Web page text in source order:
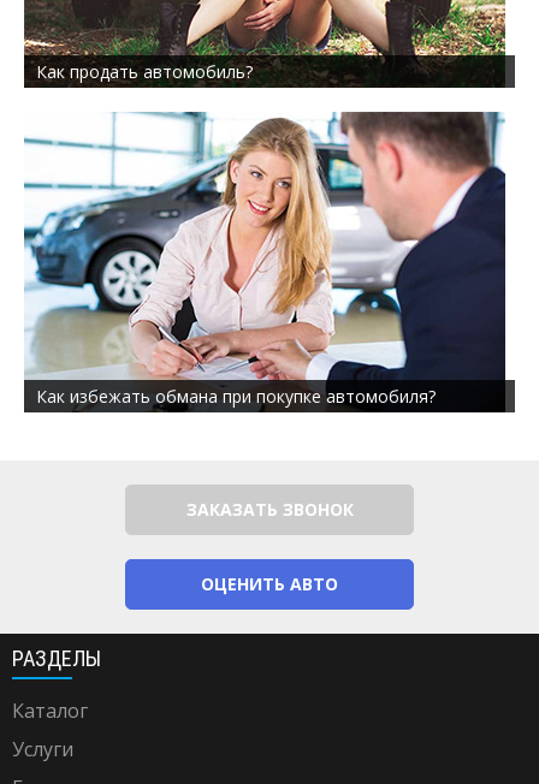
Как продать автомобиль?
Как избежать обмана при покупке автомобиля?
ЗАКАЗАТЬ ЗВОНОК
ОЦЕНИТЬ АВТО
РАЗДЕЛЫ
Каталог
Услуги